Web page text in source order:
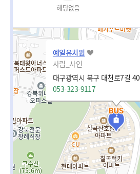
해당없음
예일유치원
사립_사인
대구광역시 북구 대천로7길 40
053-323-9117